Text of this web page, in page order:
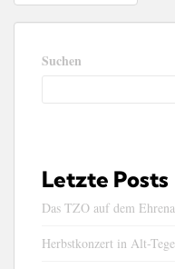
Suchen
Letzte Posts
Das TZO auf dem
Herbstkonzert in Alt-